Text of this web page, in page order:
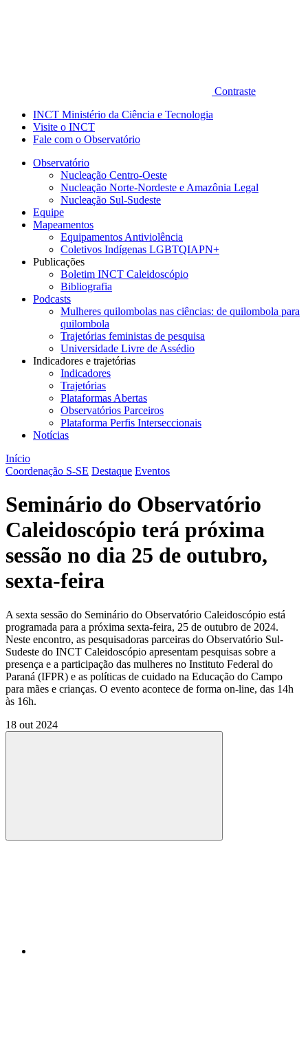
Contraste
INCT Ministério da Ciência e Tecnologia
Visite o INCT
Fale com o Observatório
Observatório
Nucleação Centro-Oeste
Nucleação Norte-Nordeste e Amazônia Legal
Nucleação Sul-Sudeste
Equipe
Mapeamentos
Equipamentos Antiviolência
Coletivos Indígenas LGBTQIAPN+
Publicações
Boletim INCT Caleidoscópio
Bibliografia
Podcasts
Mulheres quilombolas nas ciências: de quilombola para
quilombola
Trajetórias feministas de pesquisa
Universidade Livre de Assédio
Indicadores e trajetórias
Indicadores
Trajetórias
Plataformas Abertas
Observatórios Parceiros
Plataforma Perfis Interseccionais
Notícias
Início
Coordenação S-SE Destaque Eventos
Seminário do Observatório
Caleidoscópio terá próxima
sessão no dia 25 de outubro,
sexta-feira
A sexta sessão do Seminário do Observatório Caleidoscópio está
programada para a próxima sexta-feira, 25 de outubro de 2024.
Neste encontro, as pesquisadoras parceiras do Observatório Sul-
Sudeste do INCT Caleidoscópio apresentam pesquisas sobre a
presença e a participação das mulheres no Instituto Federal do
Paraná (IFPR) e as políticas de cuidado na Educação do Campo
para mães e crianças. O evento acontece de forma on-line, das 14h
às 16h.
18 out 2024
Compartilhar